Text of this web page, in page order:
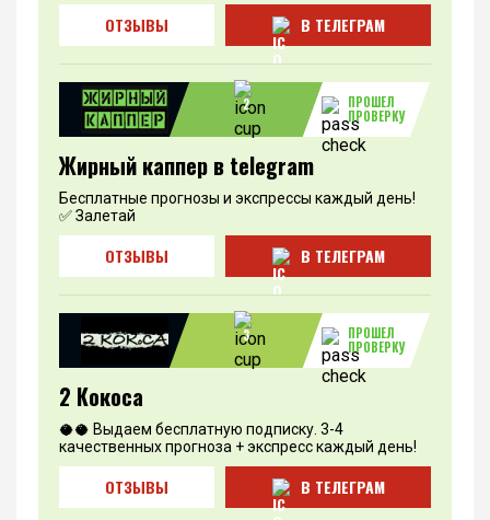
ОТЗЫВЫ В ТЕЛЕГРАМ
2
ПРОШЕЛ
ПРОВЕРКУ
Жирный каппер в telegram
Бесплатные прогнозы и экспрессы каждый день!
✅ Залетай
ОТЗЫВЫ В ТЕЛЕГРАМ
3
ПРОШЕЛ
ПРОВЕРКУ
2 Кокоса
🥥🥥 Выдаем бесплатную подписку. 3-4
качественных прогноза + экспресс каждый день!
ОТЗЫВЫ В ТЕЛЕГРАМ